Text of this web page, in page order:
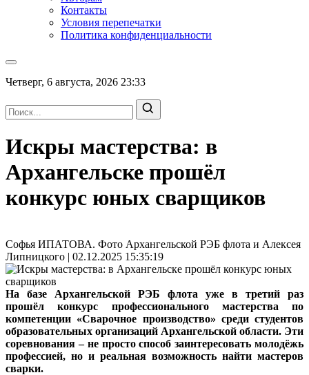
Контакты
Условия перепечатки
Политика конфиденциальности
Четверг, 6 августа, 2026 23:33
Искры мастерства: в
Архангельске прошёл
конкурс юных сварщиков
Софья ИПАТОВА. Фото Архангельской РЭБ флота и Алексея
Липницкого | 02.12.2025 15:35:19
На базе Архангельской РЭБ флота уже в третий раз
прошёл конкурс профессионального мастерства по
компетенции «Сварочное производство» среди студентов
образовательных организаций Архангельской области. Эти
соревнования – не просто способ заинтересовать молодёжь
профессией, но и реальная возможность найти мастеров
сварки.